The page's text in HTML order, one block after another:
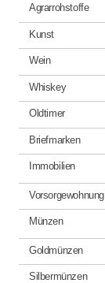
Agrarrohstoffe
Kunst
Wein
Whiskey
Oldtimer
Briefmarken
Immobilien
Vorsorgewohnung
Münzen
Goldmünzen
Silbermünzen